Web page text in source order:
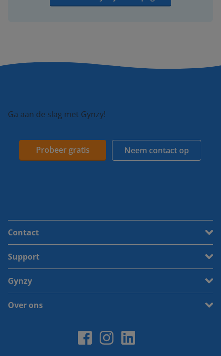
Ga aan de slag met Gynzy!
Probeer gratis Neem contact op
Contact
Support
Gynzy
Over ons